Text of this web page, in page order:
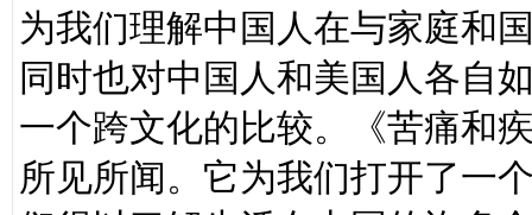
为我们理解中国人在与家庭和
同时也对中国人和美国人各自
一个跨文化的比较。《苦痛和
所见所闻。它为我们打开了一